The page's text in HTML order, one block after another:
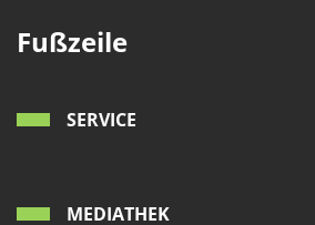
Fußzeile
SERVICE
MEDIATHEK
Um Inhalte von